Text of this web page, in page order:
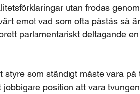
utan frodas
emot vad som ofta påstås så
parlamentariskt deltagande
styre som ständigt måste vara på
position att vara